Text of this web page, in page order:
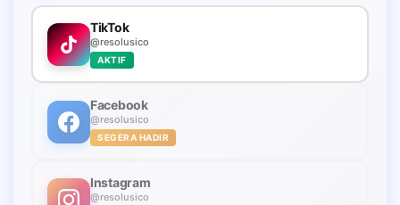
TikTok
@resolusico
AKTIF
Facebook
@resolusico
SEGERA HADIR
Instagram
@resolusico